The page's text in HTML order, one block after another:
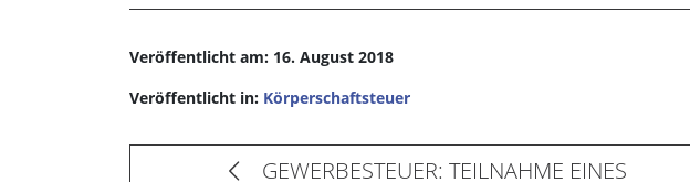
Veröffentlicht am: 16. August 2018
Veröffentlicht in: Körperschaftsteuer
GEWERBESTEUER: TEILNAHME EINES